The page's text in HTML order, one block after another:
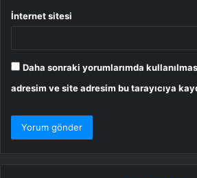
İnternet sitesi
Daha sonraki yorumlarımda
adresim ve site adresim bu tarayıcıya